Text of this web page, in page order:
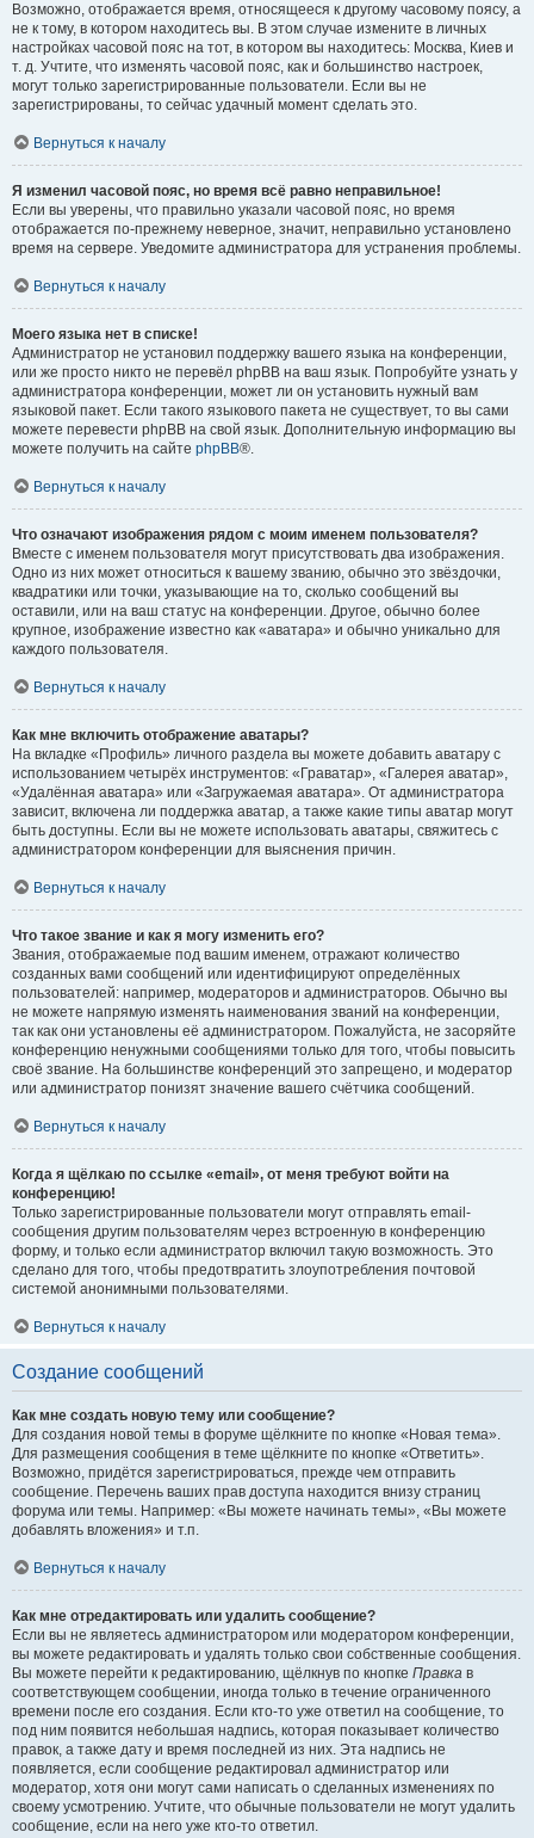
Возможно, отображается время, относящееся к другому часовому поясу, а
не к тому, в котором находитесь вы. В этом случае измените в личных
настройках часовой пояс на тот, в котором вы находитесь: Москва, Киев и
т. д. Учтите, что изменять часовой пояс, как и большинство настроек,
могут только зарегистрированные пользователи. Если вы не
зарегистрированы, то сейчас удачный момент сделать это.
Вернуться к началу
Я изменил часовой пояс, но время всё равно неправильное!
Если вы уверены, что правильно указали часовой пояс, но время
отображается по-прежнему неверное, значит, неправильно установлено
время на сервере. Уведомите администратора для устранения проблемы.
Вернуться к началу
Моего языка нет в списке!
Администратор не установил поддержку вашего языка на конференции,
или же просто никто не перевёл phpBB на ваш язык. Попробуйте узнать у
администратора конференции, может ли он установить нужный вам
языковой пакет. Если такого языкового пакета не существует, то вы сами
можете перевести phpBB на свой язык. Дополнительную информацию вы
можете получить на сайте phpBB®.
Вернуться к началу
Что означают изображения рядом с моим именем пользователя?
Вместе с именем пользователя могут присутствовать два изображения.
Одно из них может относиться к вашему званию, обычно это звёздочки,
квадратики или точки, указывающие на то, сколько сообщений вы
оставили, или на ваш статус на конференции. Другое, обычно более
крупное, изображение известно как «аватара» и обычно уникально для
каждого пользователя.
Вернуться к началу
Как мне включить отображение аватары?
На вкладке «Профиль» личного раздела вы можете добавить аватару с
использованием четырёх инструментов: «Граватар», «Галерея аватар»,
«Удалённая аватара» или «Загружаемая аватара». От администратора
зависит, включена ли поддержка аватар, а также какие типы аватар могут
быть доступны. Если вы не можете использовать аватары, свяжитесь с
администратором конференции для выяснения причин.
Вернуться к началу
Что такое звание и как я могу изменить его?
Звания, отображаемые под вашим именем, отражают количество
созданных вами сообщений или идентифицируют определённых
пользователей: например, модераторов и администраторов. Обычно вы
не можете напрямую изменять наименования званий на конференции,
так как они установлены её администратором. Пожалуйста, не засоряйте
конференцию ненужными сообщениями только для того, чтобы повысить
своё звание. На большинстве конференций это запрещено, и модератор
или администратор понизят значение вашего счётчика сообщений.
Вернуться к началу
Когда я щёлкаю по ссылке «email», от меня требуют войти на
конференцию!
Только зарегистрированные пользователи могут отправлять email-
сообщения другим пользователям через встроенную в конференцию
форму, и только если администратор включил такую возможность. Это
сделано для того, чтобы предотвратить злоупотребления почтовой
системой анонимными пользователями.
Вернуться к началу
Создание сообщений
Как мне создать новую тему или сообщение?
Для создания новой темы в форуме щёлкните по кнопке «Новая тема».
Для размещения сообщения в теме щёлкните по кнопке «Ответить».
Возможно, придётся зарегистрироваться, прежде чем отправить
сообщение. Перечень ваших прав доступа находится внизу страниц
форума или темы. Например: «Вы можете начинать темы», «Вы можете
добавлять вложения» и т.п.
Вернуться к началу
Как мне отредактировать или удалить сообщение?
Если вы не являетесь администратором или модератором конференции,
вы можете редактировать и удалять только свои собственные сообщения.
Вы можете перейти к редактированию, щёлкнув по кнопке Правка в
соответствующем сообщении, иногда только в течение ограниченного
времени после его создания. Если кто-то уже ответил на сообщение, то
под ним появится небольшая надпись, которая показывает количество
правок, а также дату и время последней из них. Эта надпись не
появляется, если сообщение редактировал администратор или
модератор, хотя они могут сами написать о сделанных изменениях по
своему усмотрению. Учтите, что обычные пользователи не могут удалить
сообщение, если на него уже кто-то ответил.